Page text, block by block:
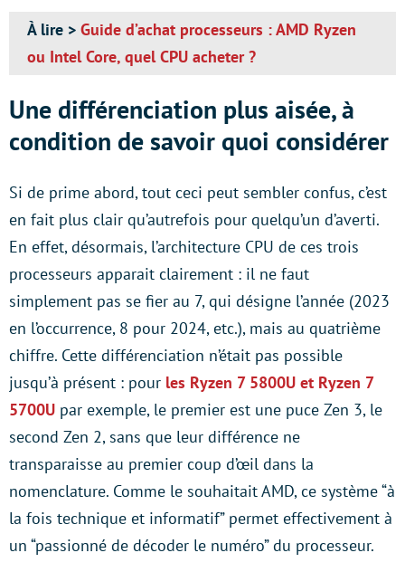
À lire > Guide d’achat processeurs : AMD Ryzen
ou Intel Core, quel CPU acheter ?
Une différenciation plus aisée, à
condition de savoir quoi considérer
Si de prime abord, tout ceci peut sembler confus, c’est
en fait plus clair qu’autrefois pour quelqu’un d’averti.
En effet, désormais, l’architecture CPU de ces trois
processeurs apparait clairement : il ne faut
simplement pas se fier au 7, qui désigne l’année (2023
en l’occurrence, 8 pour 2024, etc.), mais au quatrième
chiffre. Cette différenciation n’était pas possible
jusqu’à présent : pour les Ryzen 7 5800U et Ryzen 7
5700U par exemple, le premier est une puce Zen 3, le
second Zen 2, sans que leur différence ne
transparaisse au premier coup d’œil dans la
nomenclature. Comme le souhaitait AMD, ce système “à
la fois technique et informatif” permet effectivement à
un “passionné de décoder le numéro” du processeur.